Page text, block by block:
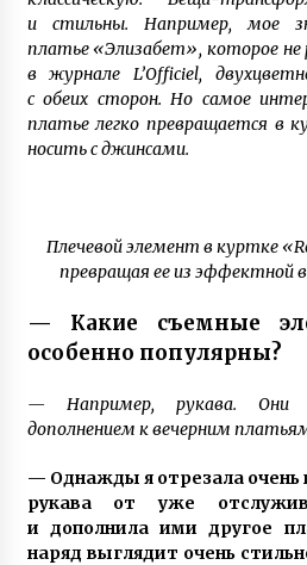
и стильны. Например, мое
платье «Элизабет», которое не
в журнале L’Officiel,
с обеих сторон. Но самое
платье легко превращается в
носить с джинсами.
Плечевой элемент в куртке
превращая ее из эффектной в
— Какие съемные
особенно популярны?
— Например, рукава. Они
дополнением к вечерним
— Однажды я отрезала
рукава от уже
и дополнила ими другое
наряд выглядит очень